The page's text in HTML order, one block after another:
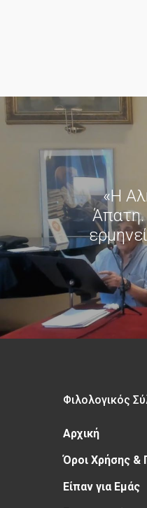
«Η
Άπατη.
Φιλολογικός
Αρχική
Όροι Χρήσης &
Είπαν για Εμάς